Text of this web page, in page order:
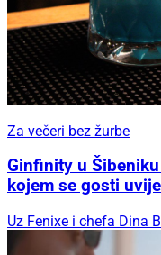
Za večeri bez žurbe
Ginfinity u
kojem se gosti
Uz Fenixe i chefa Dina